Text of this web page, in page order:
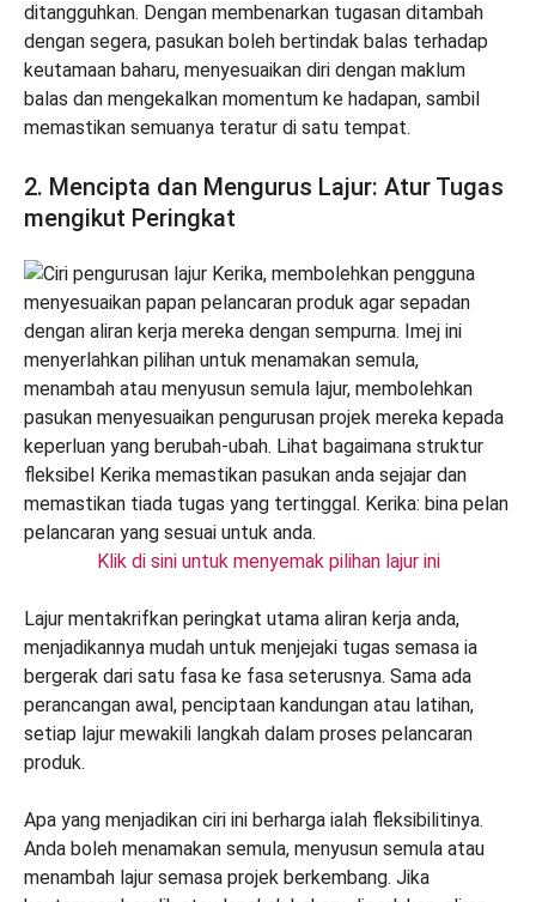
ditangguhkan. Dengan membenarkan tugasan ditambah
dengan segera, pasukan boleh bertindak balas terhadap
keutamaan baharu, menyesuaikan diri dengan maklum
balas dan mengekalkan momentum ke hadapan, sambil
memastikan semuanya teratur di satu tempat.
2. Mencipta dan Mengurus Lajur: Atur Tugas
mengikut Peringkat
Klik di sini untuk menyemak pilihan lajur ini
Lajur mentakrifkan peringkat utama aliran kerja anda,
menjadikannya mudah untuk menjejaki tugas semasa ia
bergerak dari satu fasa ke fasa seterusnya. Sama ada
perancangan awal, penciptaan kandungan atau latihan,
setiap lajur mewakili langkah dalam proses pelancaran
produk.
Apa yang menjadikan ciri ini berharga ialah fleksibilitinya.
Anda boleh menamakan semula, menyusun semula atau
menambah lajur semasa projek berkembang. Jika